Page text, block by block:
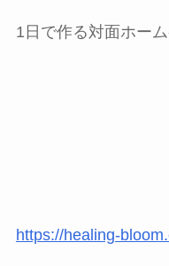
1日で作る対面ホー
https://healing-